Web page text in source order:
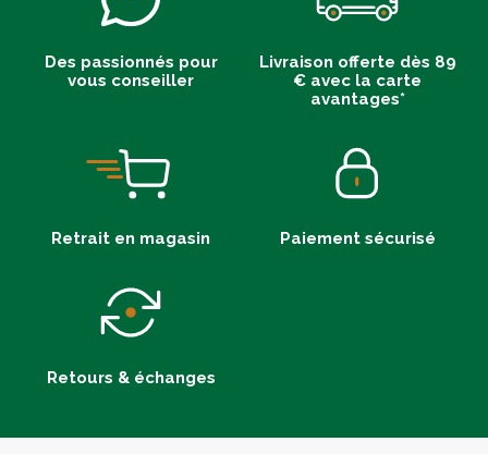
Des passionnés pour
vous conseiller
Livraison offerte dès 89
€ avec la carte
avantages*
Retrait en magasin Paiement sécurisé
Retours & échanges